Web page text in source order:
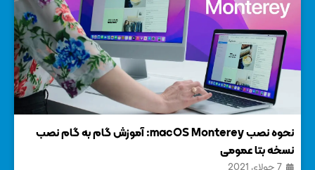
نحوه نصب macOS Monterey: آموزش گام به گام نصب
نسخه بتا عمومی